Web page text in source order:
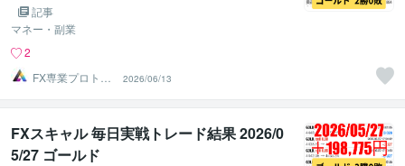
記事
マネー・副業
2
FX専業プロトレ
ーダーのAチーム
2026/06/13
FXスキャル 毎日実戦トレード結果 2026/0
5/27 ゴールド